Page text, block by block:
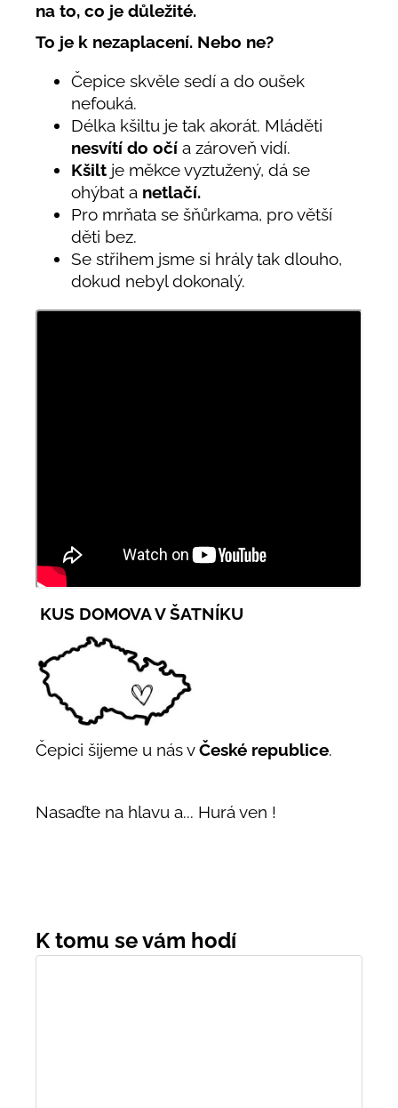
na to, co je důležité.
To je k nezaplacení. Nebo ne?
Čepice skvěle sedí a do oušek
nefouká.
Délka kšiltu je tak akorát. Mláděti
nesvítí do očí a zároveň vidí.
Kšilt je měkce vyztužený, dá se
ohýbat a netlačí.
Pro mrňata se šňůrkama, pro větší
děti bez.
Se střihem jsme si hrály tak dlouho,
dokud nebyl dokonalý.
KUS DOMOVA V ŠATNÍKU
Čepici šijeme u nás vČeské republice.
Nasaďte na hlavu a... Hurá ven !